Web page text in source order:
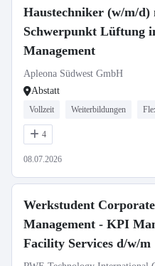
Haustechniker (w/m/d)
Schwerpunkt Lüftung
Management
Apleona Südwest GmbH
Abstatt
Vollzeit Weiterbildungen
4
08.07.2026
Werkstudent
Management - KPI
Facility Services d/w/m